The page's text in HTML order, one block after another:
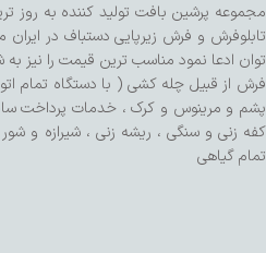
مجموعه پرشین بافت تولید کننده به روز
تابلوفرش و فرش زیرپایی دستباف در
توان ادعا نمود مناسب ترین قیمت را نیز
فرش از قبیل چله کشی ( با دستگاه تمام
پشم و مرینوس و کرک ، خدمات پرداخت
کفه زنی و سنگی ، ریشه زنی ، شیرازه و
تمام گیاهی